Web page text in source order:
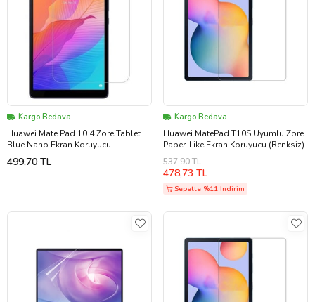
Kargo Bedava
Huawei Mate Pad 10.4 Zore Tablet
Blue Nano Ekran Koruyucu
499,70 TL
Kargo Bedava
Huawei MatePad T10S Uyumlu Zore
Paper-Like Ekran Koruyucu (Renksiz)
537,90 TL
478,73 TL
Sepette %11 İndirim